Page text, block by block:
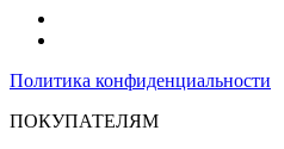
Политика конфиденциальности
ПОКУПАТЕЛЯМ